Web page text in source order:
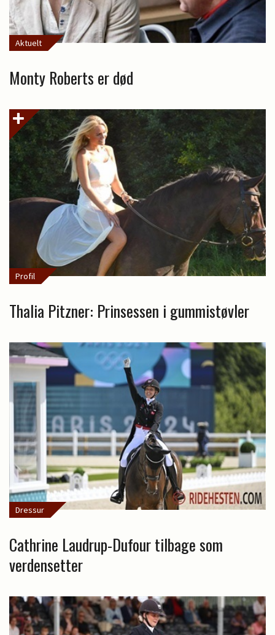
Aktuelt
Monty Roberts er død
Profil
Thalia Pitzner: Prinsessen i gummistøvler
Dressur
Cathrine Laudrup-Dufour tilbage som
verdensetter